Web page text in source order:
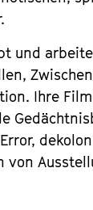
und
Ihre
von